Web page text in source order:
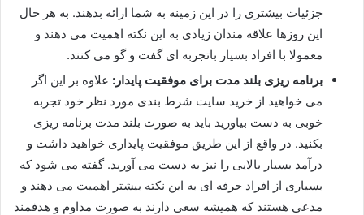
جزئیات بیشتری را در این زمینه به شما ارائه بدهند. به هر حال
این روزها علاقه مندان زیادی به این نکته اهمیت می دهند و
معمولا با افراد بسیار باتجربه ای گفت و گو می کنند.
برنامه‌ ریزی بلند مدت برای موفقیت پایدار: علاوه بر این اگر
می خواهید از خرید سایت شرط بندی مورد نظر خود تجربه
خوبی به دست بیاورید باید به صورت بلند مدت برنامه ریزی
بکنید. در واقع از این طریق موفقیت پایداری خواهید داشت و
درآمد بسیار بالایی را نیز به دست می آورید. گفته می شود که
بسیاری از افراد حرفه ای به این نکته بیشتر اهمیت می دهند و
مدعی هستند که همیشه سعی دارند به صورت مداوم و هدفمند